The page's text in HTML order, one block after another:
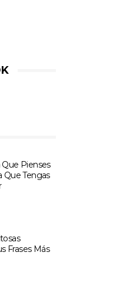
Que Pienses
Que Tengas
Frases Más